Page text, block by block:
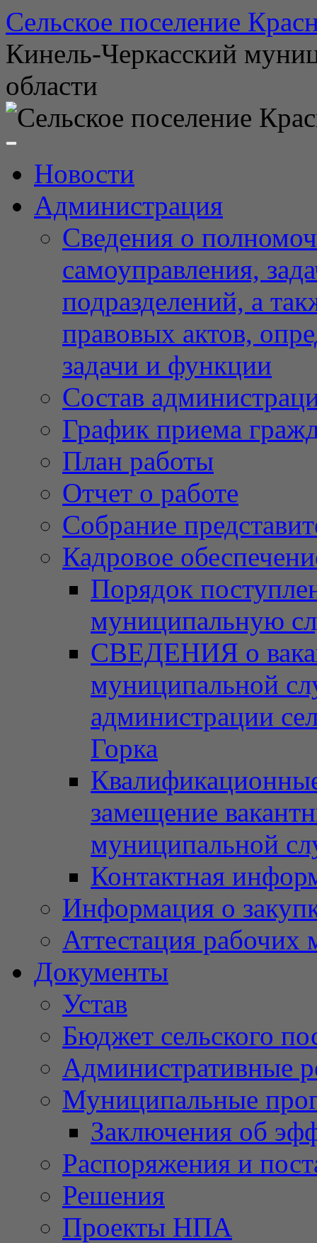
Перейти
к
содержимому
Сельское поселение
Кинель-Черкасский
области
Новости
Администрация
Сведения о
самоуправления,
подразделений, а
правовых актов,
задачи и функции
Состав
График приема
План работы
Отчет о работе
Собрание
Кадровое
Порядок
муниципальную
СВЕДЕНИЯ о
муниципальной
администрации
Горка
замещение
муниципальной
Контактная
Информация о
Аттестация рабочих
Документы
Устав
Бюджет сельского
Административные
Муниципальные
Заключения об
Распоряжения и
Решения
Проекты НПА